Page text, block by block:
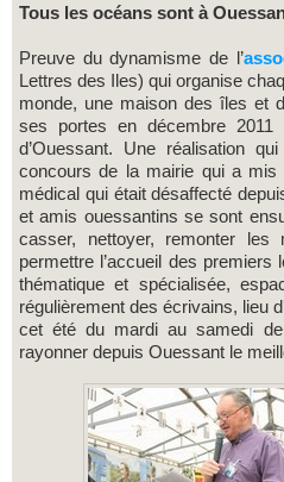
Tous les océans sont à
Preuve du dynamisme de l’
Lettres des Iles) qui organise
monde, une maison des îles et
ses portes en décembre
d’Ouessant. Une réalisation
concours de la mairie qui a mis
médical qui était désaffecté
et amis ouessantins se sont
casser, nettoyer, remonter
permettre l’accueil des premiers
thématique et spécialisée,
régulièrement des écrivains, lieu
cet été du mardi au samedi
rayonner depuis Ouessant le